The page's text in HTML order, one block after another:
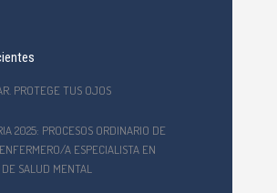
PROTEGE TUS OJOS
2025: PROCESOS ORDINARIO DE
A ESPECIALISTA EN
SALUD MENTAL